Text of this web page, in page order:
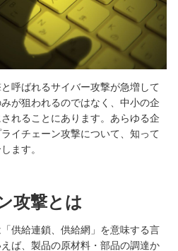
呼ばれるサイバー攻撃が急増して
が狙われるのではなく、中小の企
れることにあります。あらゆる企
イチェーン攻撃について、知って
ます。
攻撃とは
供給連鎖、供給網」を意味する言
ば、製品の原材料・部品の調達か